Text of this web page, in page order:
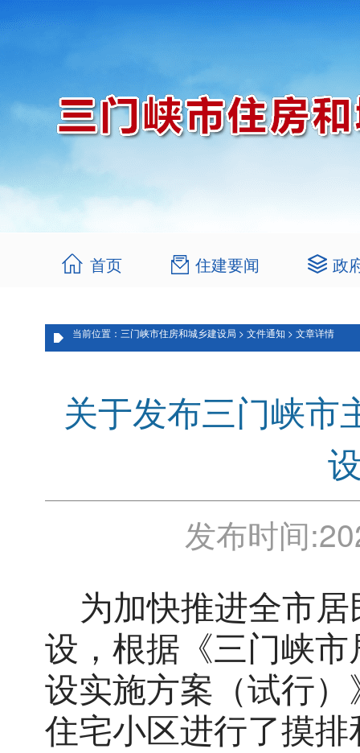
首页 住建要闻 政
当前位置：三门峡市住房和城乡建设局 > 文件通知 > 文章详情
关于发布三门峡市
发布时间:
为加快推进全市
设，根据《三门峡
设实施方案 （试行）
住宅小区进行了摸